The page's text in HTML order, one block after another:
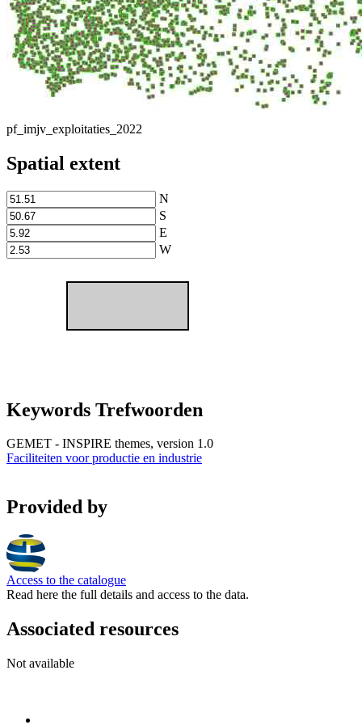
pf_imjv_exploitaties_2022
Spatial extent
N
S
E
W
Keywords Trefwoorden
GEMET - INSPIRE themes, version 1.0
Faciliteiten voor productie en industrie
Provided by
Access to the catalogue
Read here the full details and access to the data.
Associated resources
Not available